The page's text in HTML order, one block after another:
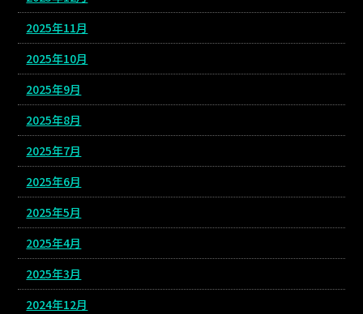
2025年11月
2025年10月
2025年9月
2025年8月
2025年7月
2025年6月
2025年5月
2025年4月
2025年3月
2024年12月